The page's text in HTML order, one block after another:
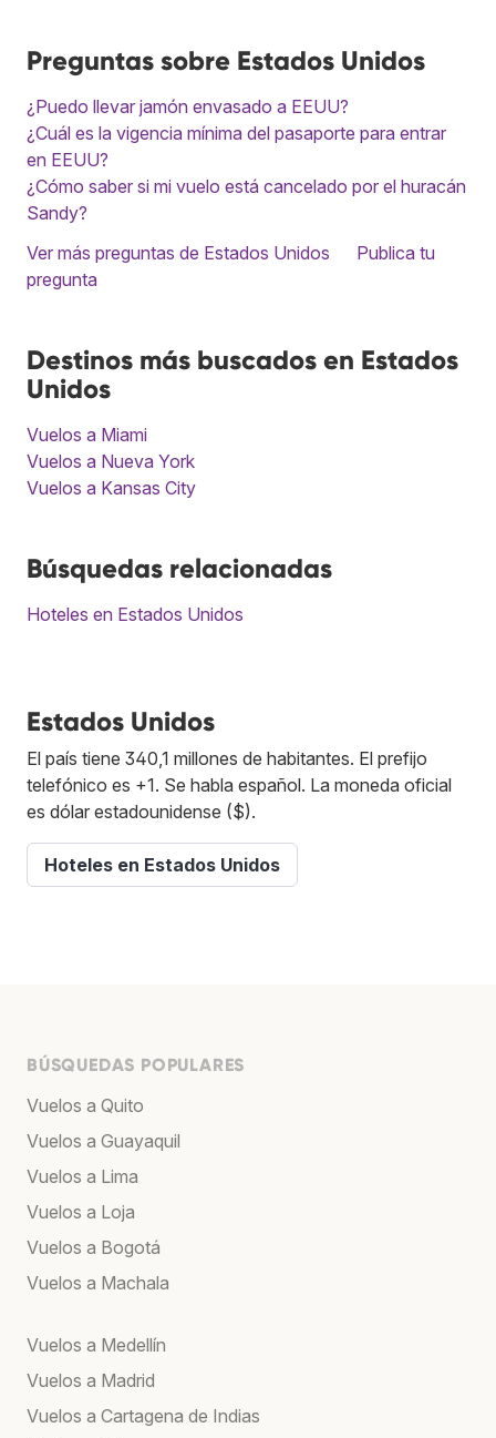
Preguntas sobre Estados Unidos
¿Puedo llevar jamón envasado a EEUU?
¿Cuál es la vigencia mínima del pasaporte para entrar
en EEUU?
¿Cómo saber si mi vuelo está cancelado por el huracán
Sandy?
Ver más preguntas de Estados Unidos
Publica tu
pregunta
Destinos más buscados en Estados
Unidos
Vuelos a Miami
Vuelos a Nueva York
Vuelos a Kansas City
Búsquedas relacionadas
Hoteles en Estados Unidos
Estados Unidos
El país tiene 340,1 millones de habitantes. El prefijo
telefónico es +1. Se habla español. La moneda oficial
es dólar estadounidense ($).
Hoteles en Estados Unidos
BÚSQUEDAS POPULARES
Vuelos a Quito
Vuelos a Guayaquil
Vuelos a Lima
Vuelos a Loja
Vuelos a Bogotá
Vuelos a Machala
Vuelos a Medellín
Vuelos a Madrid
Vuelos a Cartagena de Indias